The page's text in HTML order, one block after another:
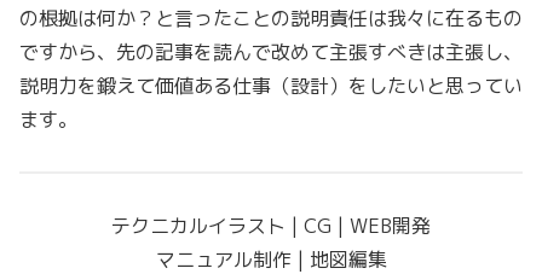
の根拠は何か？と言ったことの説明責任は我々に在るもの
ですから、先の記事を読んで改めて主張すべきは主張し、
説明力を鍛えて価値ある仕事（設計）をしたいと思ってい
ます。
テクニカルイラスト | CG | WEB開発
マニュアル制作 | 地図編集